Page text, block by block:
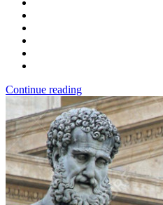
Continue reading